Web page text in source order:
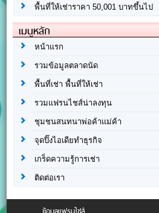
พื้นที่ให้เช่าราคา 50,001 บาทขึ้นไป
เมนูหลัก
หน้าแรก
รวมข้อมูลตลาดนัด
พื้นที่เช่า พื้นที่ให้เช่า
รวมแฟรนไชส์น่าลงทุน
ชุมชนสนทนาพ่อค้าแม่ค้า
จุดปิ๊งไอเดียทำธุรกิจ
เกร็ดความรู้การเช่า
ติดต่อเรา